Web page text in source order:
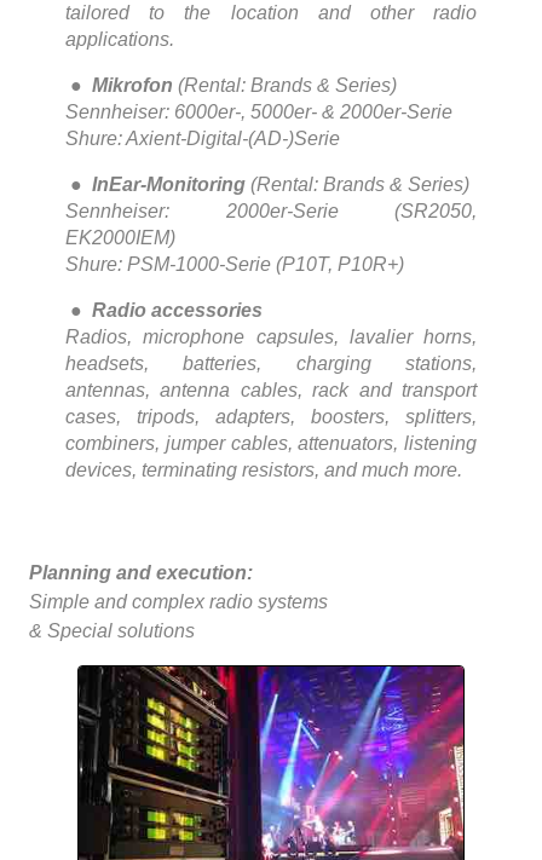
tailored to the location and other radio
applications.
● Mikrofon (Rental: Brands & Series)
Sennheiser: 6000er-, 5000er- & 2000er-Serie
Shure: Axient-Digital-(AD-)Serie
● InEar-Monitoring (Rental: Brands & Series)
Sennheiser: 2000er-Serie (SR2050,
EK2000IEM)
Shure: PSM-1000-Serie (P10T, P10R+)
● Radio accessories
Radios, microphone capsules, lavalier horns,
headsets, batteries, charging stations,
antennas, antenna cables, rack and transport
cases, tripods, adapters, boosters, splitters,
combiners, jumper cables, attenuators, listening
devices, terminating resistors, and much more.
Planning and execution:
Simple and complex radio systems
& Special solutions